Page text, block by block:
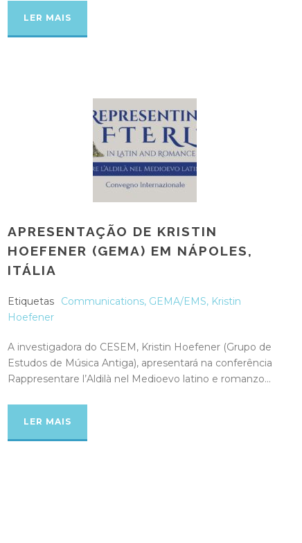
LER MAIS
APRESENTAÇÃO DE KRISTIN
HOEFENER (GEMA) EM NÁPOLES,
ITÁLIA
Etiquetas Communications, GEMA/EMS, Kristin
Hoefener
A investigadora do CESEM, Kristin Hoefener (Grupo de
Estudos de Música Antiga), apresentará na conferência
Rappresentare l’Aldilà nel Medioevo latino e romanzo...
LER MAIS